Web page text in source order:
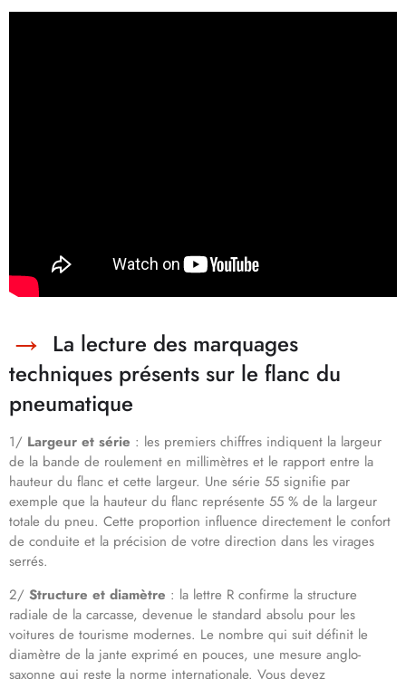
La lecture des marquages
techniques présents sur le flanc du
pneumatique
1/ Largeur et série : les premiers chiffres indiquent la largeur
de la bande de roulement en millimètres et le rapport entre la
hauteur du flanc et cette largeur. Une série 55 signifie par
exemple que la hauteur du flanc représente 55 % de la largeur
totale du pneu. Cette proportion influence directement le confort
de conduite et la précision de votre direction dans les virages
serrés.
2/ Structure et diamètre : la lettre R confirme la structure
radiale de la carcasse, devenue le standard absolu pour les
voitures de tourisme modernes. Le nombre qui suit définit le
diamètre de la jante exprimé en pouces, une mesure anglo-
saxonne qui reste la norme internationale. Vous devez